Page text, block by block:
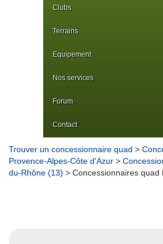
Clubs
Terrains
Equipement
Nos services
Forum
Contact
Trouver un concessionnaire quad >
Provence-Alpes-Côte d'Azur >
du-Rhône (13) > Concessionnaires quad